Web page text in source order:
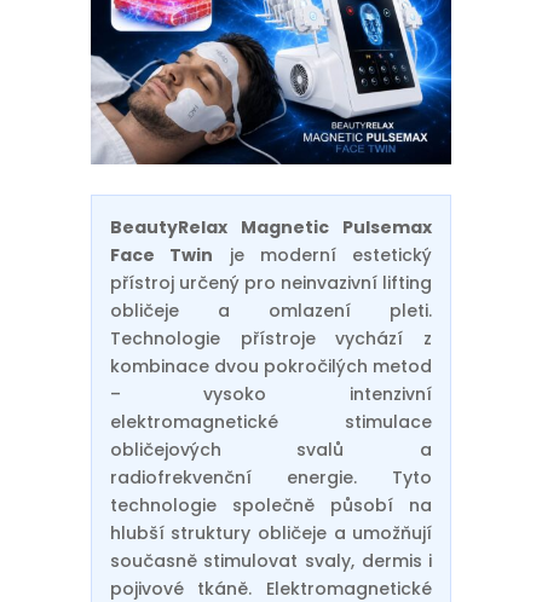
BeautyRelax Magnetic Pulsemax
Face Twin je moderní estetický
přístroj určený pro neinvazivní lifting
obličeje a omlazení pleti.
Technologie přístroje vychází z
kombinace dvou pokročilých metod
– vysoko intenzivní
elektromagnetické stimulace
obličejových svalů a
radiofrekvenční energie. Tyto
technologie společně působí na
hlubší struktury obličeje a umožňují
současně stimulovat svaly, dermis i
pojivové tkáně. Elektromagnetické